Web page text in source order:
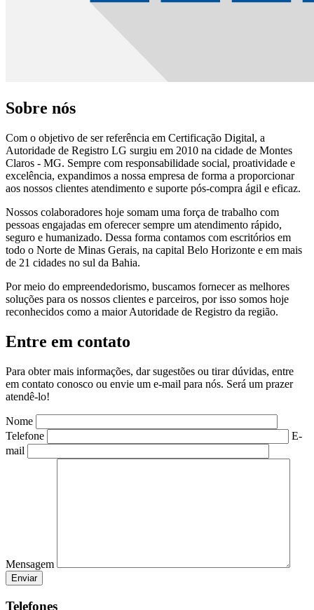
Sobre nós
Com o objetivo de ser referência em Certificação Digital, a
Autoridade de Registro LG surgiu em 2010 na cidade de Montes
Claros - MG. Sempre com responsabilidade social, proatividade e
excelência, expandimos a nossa empresa de forma a proporcionar
aos nossos clientes atendimento e suporte pós-compra ágil e eficaz.
Nossos colaboradores hoje somam uma força de trabalho com
pessoas engajadas em oferecer sempre um atendimento rápido,
seguro e humanizado. Dessa forma contamos com escritórios em
todo o Norte de Minas Gerais, na capital Belo Horizonte e em mais
de 21 cidades no sul da Bahia.
Por meio do empreendedorismo, buscamos fornecer as melhores
soluções para os nossos clientes e parceiros, por isso somos hoje
reconhecidos como a maior Autoridade de Registro da região.
Entre em contato
Para obter mais informações, dar sugestões ou tirar dúvidas, entre
em contato conosco ou envie um e-mail para nós. Será um prazer
atendê-lo!
Nome
Telefone
E-
mail
Mensagem
Telefones